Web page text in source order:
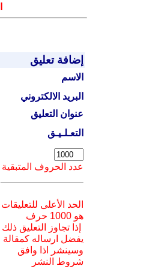
إضافة تعليق
الاسم
البريد الالكتروني
عنوان التعليق
التعـلـيـق
عدد الحروف المتبقية
الحد الأعلى للتعليقات
هو 1000 حرف
إذا تجاوز التعليق ذلك
يفضل ارساله كمقالة
وسينشر اذا وافق
شروط النشر